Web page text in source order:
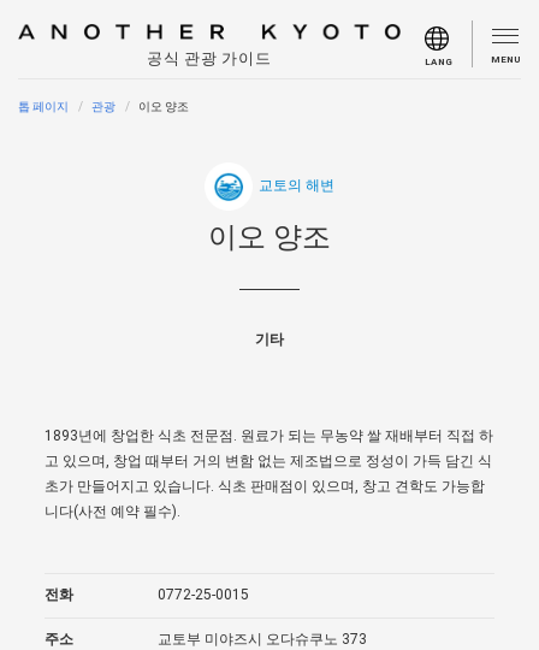
공식 관광 가이드 LANG MENU
톱 페이지 관광 이오 양조
교토의 해변
이오 양조
기타
1893년에 창업한 식초 전문점. 원료가 되는 무농약 쌀 재배부터 직접 하
고 있으며, 창업 때부터 거의 변함 없는 제조법으로 정성이 가득 담긴 식
초가 만들어지고 있습니다. 식초 판매점이 있으며, 창고 견학도 가능합
니다(사전 예약 필수).
전화 0772-25-0015
주소 교토부 미야즈시 오다슈쿠노 373